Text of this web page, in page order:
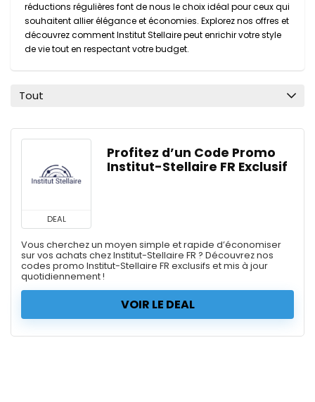
réductions régulières font de nous le choix idéal pour ceux qui
souhaitent allier élégance et économies. Explorez nos offres et
découvrez comment Institut Stellaire peut enrichir votre style
de vie tout en respectant votre budget.
Tout
DEAL
Profitez d’un Code Promo
Institut-Stellaire FR Exclusif
Vous cherchez un moyen simple et rapide d’économiser
sur vos achats chez Institut-Stellaire FR ? Découvrez nos
codes promo Institut-Stellaire FR exclusifs et mis à jour
quotidiennement !
VOIR LE DEAL